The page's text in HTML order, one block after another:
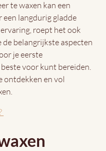
te waxen kan een
een langdurig gladde
roept het ook
de belangrijkste aspecten
je eerste
voor kunt bereiden.
ontdekken en vol